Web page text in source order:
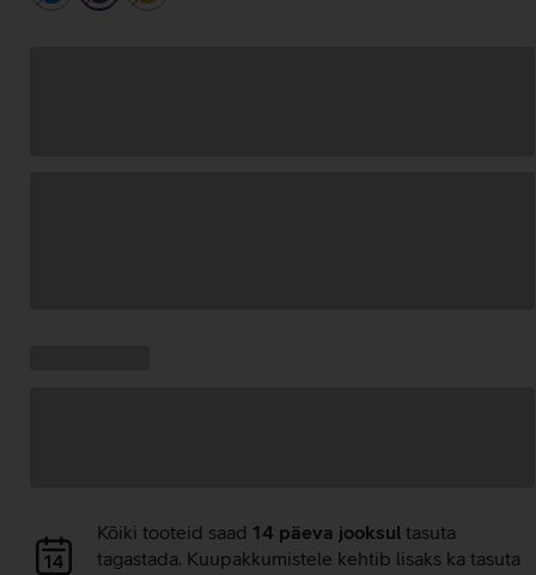
Andmete
laadimine
Kõiki tooteid saad 14 päeva jooksul tasuta
tagastada. Kuupakkumistele kehtib lisaks ka tasuta